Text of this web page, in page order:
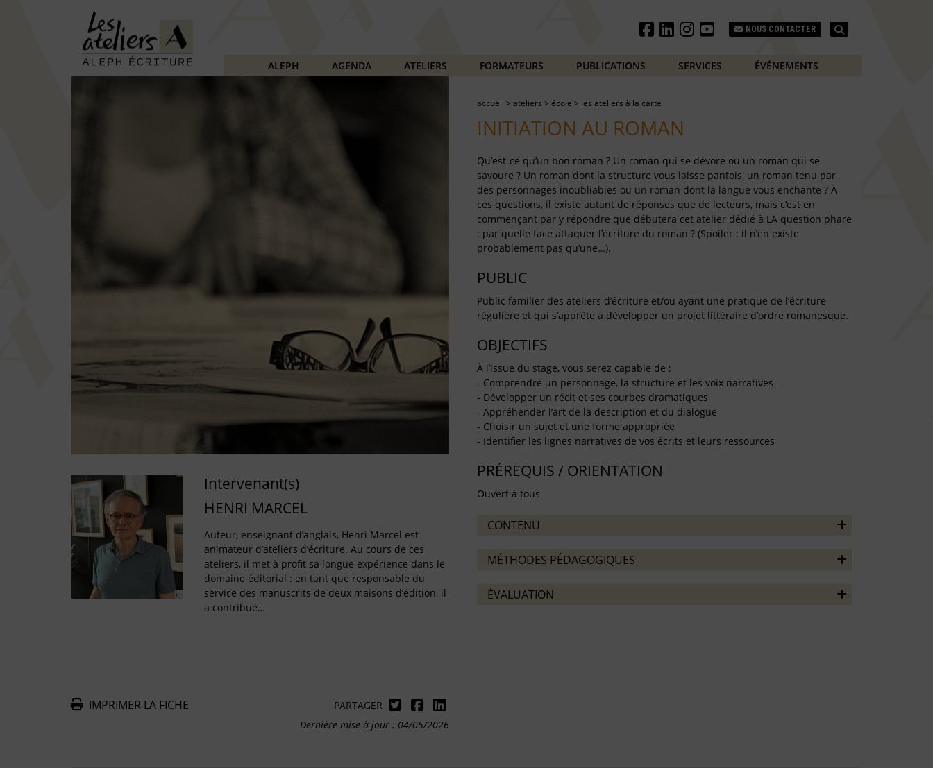
NOUS CONTACTER
ALEPH AGENDA ATELIERS FORMATEURS PUBLICATIONS SERVICES ÉVÉNEMENTS
Intervenant(s)
HENRI MARCEL
Auteur, enseignant d’anglais, Henri Marcel est
animateur d’ateliers d’écriture. Au cours de ces
ateliers, il met à profit sa longue expérience dans le
domaine éditorial : en tant que responsable du
service des manuscrits de deux maisons d’édition, il
a contribué…
IMPRIMER LA FICHE
PARTAGER
Dernière mise à jour : 04/05/2026
accueil > ateliers > école > les ateliers à la carte
INITIATION AU ROMAN
Qu’est-ce qu’un bon roman ? Un roman qui se dévore ou un roman qui se
savoure ? Un roman dont la structure vous laisse pantois, un roman tenu par
des personnages inoubliables ou un roman dont la langue vous enchante ? À
ces questions, il existe autant de réponses que de lecteurs, mais c’est en
commençant par y répondre que débutera cet atelier dédié à LA question phare
: par quelle face attaquer l’écriture du roman ? (Spoiler : il n’en existe
probablement pas qu’une…).
PUBLIC
Public familier des ateliers d’écriture et/ou ayant une pratique de l’écriture
régulière et qui s’apprête à développer un projet littéraire d’ordre romanesque.
OBJECTIFS
À l’issue du stage, vous serez capable de :
- Comprendre un personnage, la structure et les voix narratives
- Développer un récit et ses courbes dramatiques
- Appréhender l’art de la description et du dialogue
- Choisir un sujet et une forme appropriée
- Identifier les lignes narratives de vos écrits et leurs ressources
PRÉREQUIS / ORIENTATION
Ouvert à tous
CONTENU
MÉTHODES PÉDAGOGIQUES
ÉVALUATION